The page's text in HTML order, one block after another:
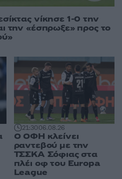
νίκησε 1-0 την
την «έσπρωξε» προς το
21:3006.08.26
Ο ΟΦΗ κλείνει
ραντεβού με την
ΤΣΣΚΑ Σόφιας στα
πλέι οφ του Europa
League